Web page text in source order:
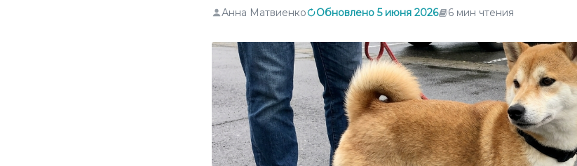
Анна Матвиенко Обновлено 5 июня 2026 6 мин чтения